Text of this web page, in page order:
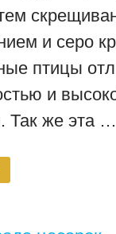
и серо
птицы
и
Так же эта …